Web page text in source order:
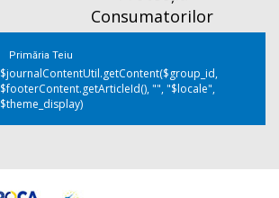
Consumatorilor
Primăria Teiu
$journalContentUtil.getContent($group_id,
$footerContent.getArticleId(), "", "$locale",
$theme_display)